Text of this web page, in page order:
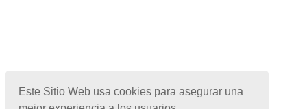
Este Sitio Web usa cookies para asegurar una
Centros o Clínicas de Rehabilitación en: